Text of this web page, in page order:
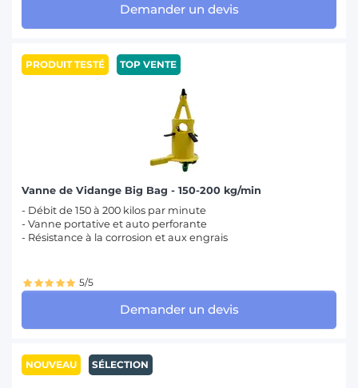
Demander un devis
PRODUIT TESTÉ TOP VENTE
Vanne de Vidange Big Bag - 150-200 kg/min
- Débit de 150 à 200 kilos par minute
- Vanne portative et auto perforante
- Résistance à la corrosion et aux engrais
5/5
Demander un devis
NOUVEAU SÉLECTION